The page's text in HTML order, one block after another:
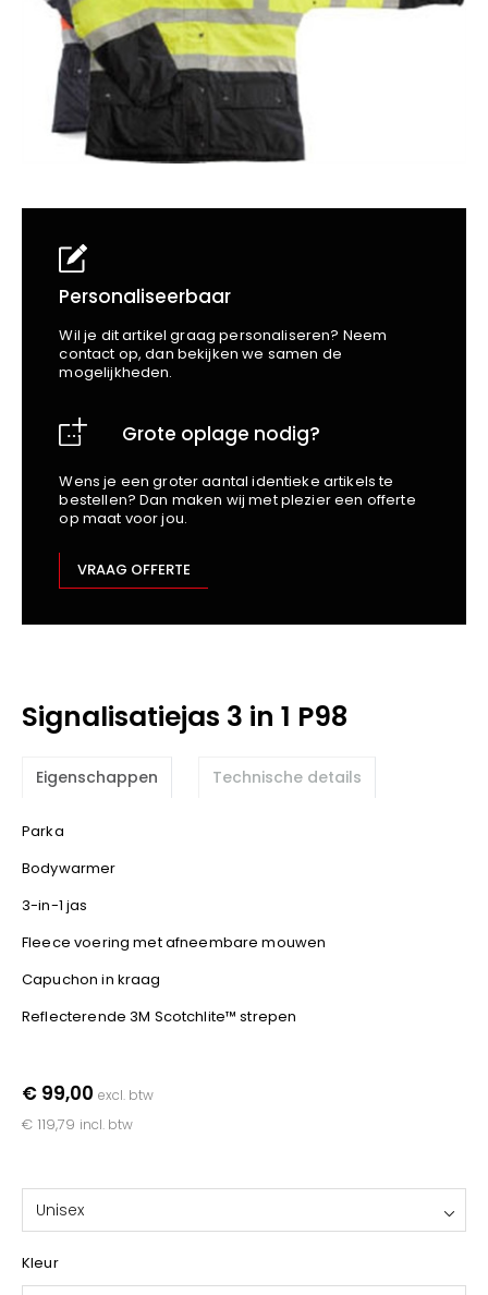
School BusinessWellness Kapper
Bata
Beechfield
Blakläder
Claude
Craft
Edge Safety
Harvest
Heckel
Hydrowear
Jassz
Kariban
M-Safe
OXXA
Premier
Projob
Result
Safety Jogger
Sioen
TowelCity
YOKO
Personaliseerbaar
Wil je dit artikel graag personaliseren? Neem
contact op, dan bekijken we samen de
mogelijkheden.
Grote oplage nodig?
Wens je een groter aantal identieke artikels te
bestellen? Dan maken wij met plezier een offerte
op maat voor jou.
VRAAG OFFERTE
Signalisatiejas 3 in 1 P98
Eigenschappen Technische details
Parka
Bodywarmer
3-in-1 jas
Fleece voering met afneembare mouwen
Capuchon in kraag
Reflecterende 3M Scotchlite™ strepen
€ 99,00 excl. btw
€ 119,79 incl. btw
Unisex
Kleur